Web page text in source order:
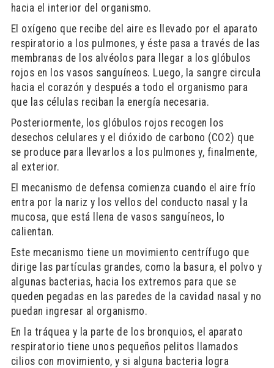
hacia el interior del organismo.
El oxígeno que recibe del aire es llevado por el aparato
respiratorio a los pulmones, y éste pasa a través de las
membranas de los alvéolos para llegar a los glóbulos
rojos en los vasos sanguíneos. Luego, la sangre circula
hacia el corazón y después a todo el organismo para
que las células reciban la energía necesaria.
Posteriormente, los glóbulos rojos recogen los
desechos celulares y el dióxido de carbono (CO2) que
se produce para llevarlos a los pulmones y, finalmente,
al exterior.
El mecanismo de defensa comienza cuando el aire frío
entra por la nariz y los vellos del conducto nasal y la
mucosa, que está llena de vasos sanguíneos, lo
calientan.
Este mecanismo tiene un movimiento centrífugo que
dirige las partículas grandes, como la basura, el polvo y
algunas bacterias, hacia los extremos para que se
queden pegadas en las paredes de la cavidad nasal y no
puedan ingresar al organismo.
En la tráquea y la parte de los bronquios, el aparato
respiratorio tiene unos pequeños pelitos llamados
cilios con movimiento, y si alguna bacteria logra